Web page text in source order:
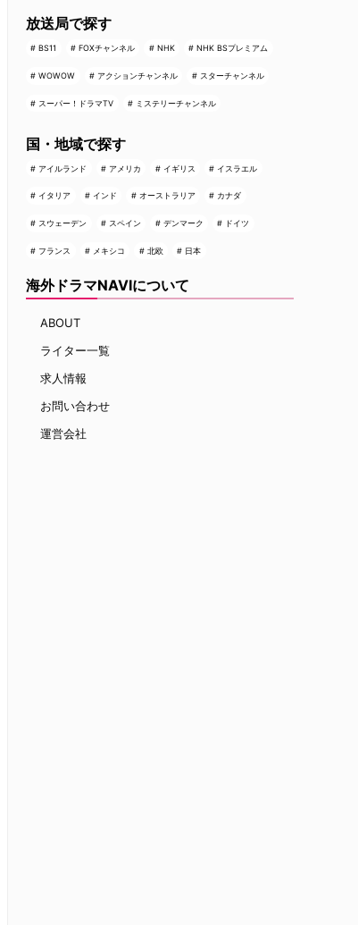
放送局で探す
BS11 FOXチャンネル NHK NHK BSプレミアム
WOWOW アクションチャンネル スターチャンネル
スーパー！ドラマTV ミステリーチャンネル
国・地域で探す
アイルランド アメリカ イギリス イスラエル
イタリア インド オーストラリア カナダ
スウェーデン スペイン デンマーク ドイツ
フランス メキシコ 北欧 日本
海外ドラマNAVIについて
ABOUT
ライター一覧
求人情報
お問い合わせ
運営会社